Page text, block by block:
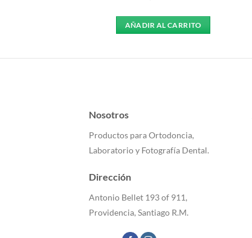
AÑADIR AL CARRITO
Nosotros
Productos para Ortodoncia,
Laboratorio y Fotografía Dental.
Dirección
Antonio Bellet 193 of 911,
Providencia, Santiago R.M.